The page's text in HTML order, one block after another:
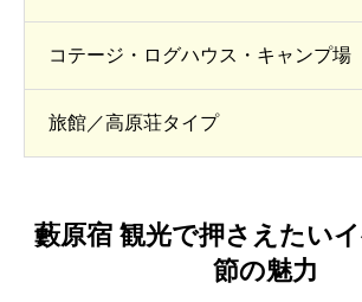
コテージ・ログハウス・キャンプ場
旅館／高原荘タイプ
藪原宿 観光で押さえたい
節の魅力